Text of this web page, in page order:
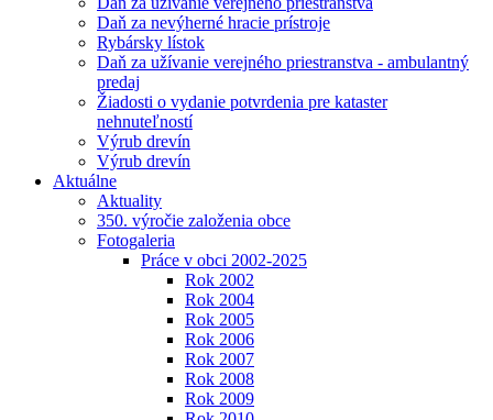
Daň za nevýherné hracie prístroje
Rybársky lístok
Daň za užívanie verejného priestranstva - ambulantný
predaj
Žiadosti o vydanie potvrdenia pre kataster
nehnuteľností
Výrub drevín
Výrub drevín
Aktuálne
Aktuality
350. výročie založenia obce
Fotogaleria
Práce v obci 2002-2025
Rok 2002
Rok 2004
Rok 2005
Rok 2006
Rok 2007
Rok 2008
Rok 2009